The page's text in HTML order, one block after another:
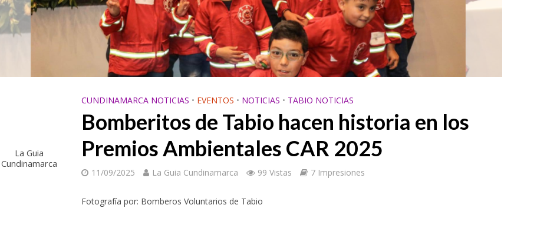
La Guia
Cundinamarca
CUNDINAMARCA NOTICIAS • EVENTOS • NOTICIAS • TABIO NOTICIAS
Bomberitos de Tabio hacen historia en los
Premios Ambientales CAR 2025
11/09/2025 La Guia Cundinamarca 99 Vistas 7 Impresiones
Fotografía por: Bomberos Voluntarios de Tabio